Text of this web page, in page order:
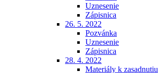
Uznesenie
Zápisnica
26. 5. 2022
Pozvánka
Uznesenie
Zápisnica
28. 4. 2022
Materiály k zasadnutiu